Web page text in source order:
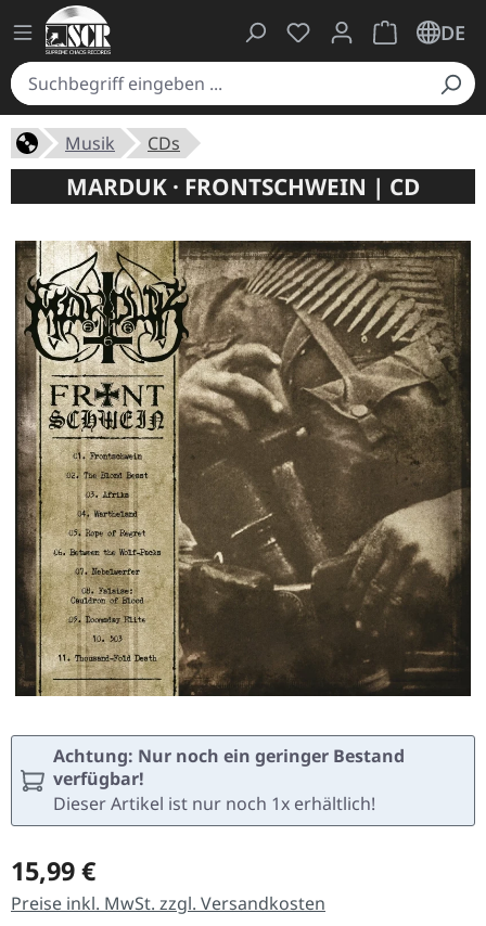
Du hast 0 Produkte
Warenkorb
DE
Musik CDs
MARDUK · FRONTSCHWEIN | CD
Achtung: Nur noch ein geringer Bestand
verfügbar!
Dieser Artikel ist nur noch 1x erhältlich!
Regulärer Preis:
15,99 €
Preise inkl. MwSt. zzgl. Versandkosten